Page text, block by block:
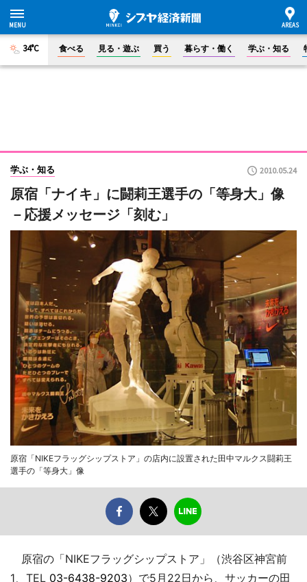
34°C 食べる 見る・遊ぶ 買う 暮らす・働く 学ぶ・知る
学ぶ・知る 2010.05.24
原宿「ナイキ」に闘莉王選手の「等身大」像
－応援メッセージ「刻む」
原宿「NIKEフラッグシップストア」の店内に設置された田中マルクス闘莉王
選手の「等身大」像
原宿の「NIKEフラッグシップストア」（渋谷区神宮前
1、TEL 03-6438-9203）で5月22日から、サッカーの田